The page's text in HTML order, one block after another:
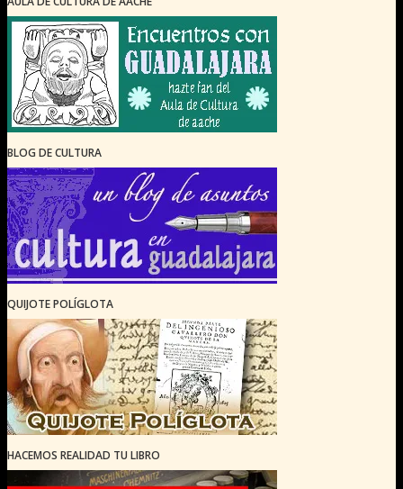
BLOG DE CULTURA
QUIJOTE POLÍGLOTA
HACEMOS REALIDAD TU LIBRO